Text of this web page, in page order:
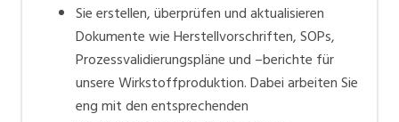
Sie erstellen, überprüfen und aktualisieren
Dokumente wie Herstellvorschriften, SOPs,
Prozessvalidierungspläne und –berichte für
unsere Wirkstoffproduktion. Dabei arbeiten Sie
eng mit den entsprechenden